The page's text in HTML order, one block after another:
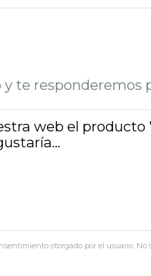
te responderemos
otorgado por el usuario. No